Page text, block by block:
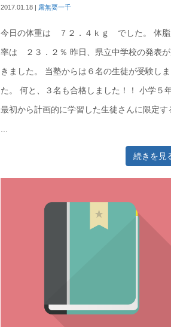
2017.01.18| 露無要一千
今日の体重は ７２．４ｋｇ でした。 体
率は ２３．２％ 昨日、県立中学校の発表が
きました。 当塾からは６名の生徒が受験しま
た。 何と、３名も合格しました！！ 小学５
最初から計画的に学習した生徒さんに限定す
...
続きを見